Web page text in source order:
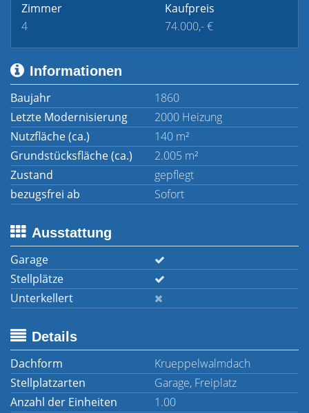
Zimmer
4
Kaufpreis
74.000,- €
Informationen
Baujahr
1860
Letzte Modernisierung
2000 Heizung
Nutzfläche (ca.)
140 m²
Grundstücksfläche (ca.)
2.005 m²
Zustand
gepflegt
bezugsfrei ab
Sofort
Ausstattung
Garage
Stellplätze
Unterkellert
Details
Dachform
Krueppelwalmdach
Stellplatzarten
Garage, Freiplatz
Anzahl der Einheiten
1.00